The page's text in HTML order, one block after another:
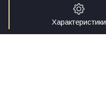
Характеристики